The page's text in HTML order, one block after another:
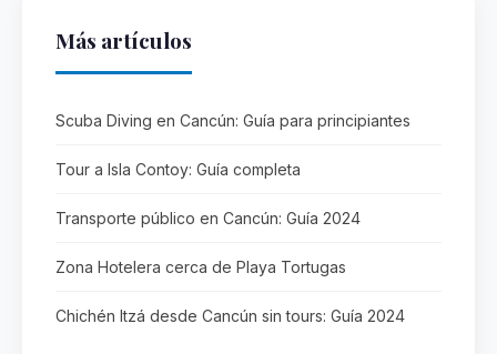
Más artículos
Scuba Diving en Cancún: Guía para principiantes
Tour a Isla Contoy: Guía completa
Transporte público en Cancún: Guía 2024
Zona Hotelera cerca de Playa Tortugas
Chichén Itzá desde Cancún sin tours: Guía 2024